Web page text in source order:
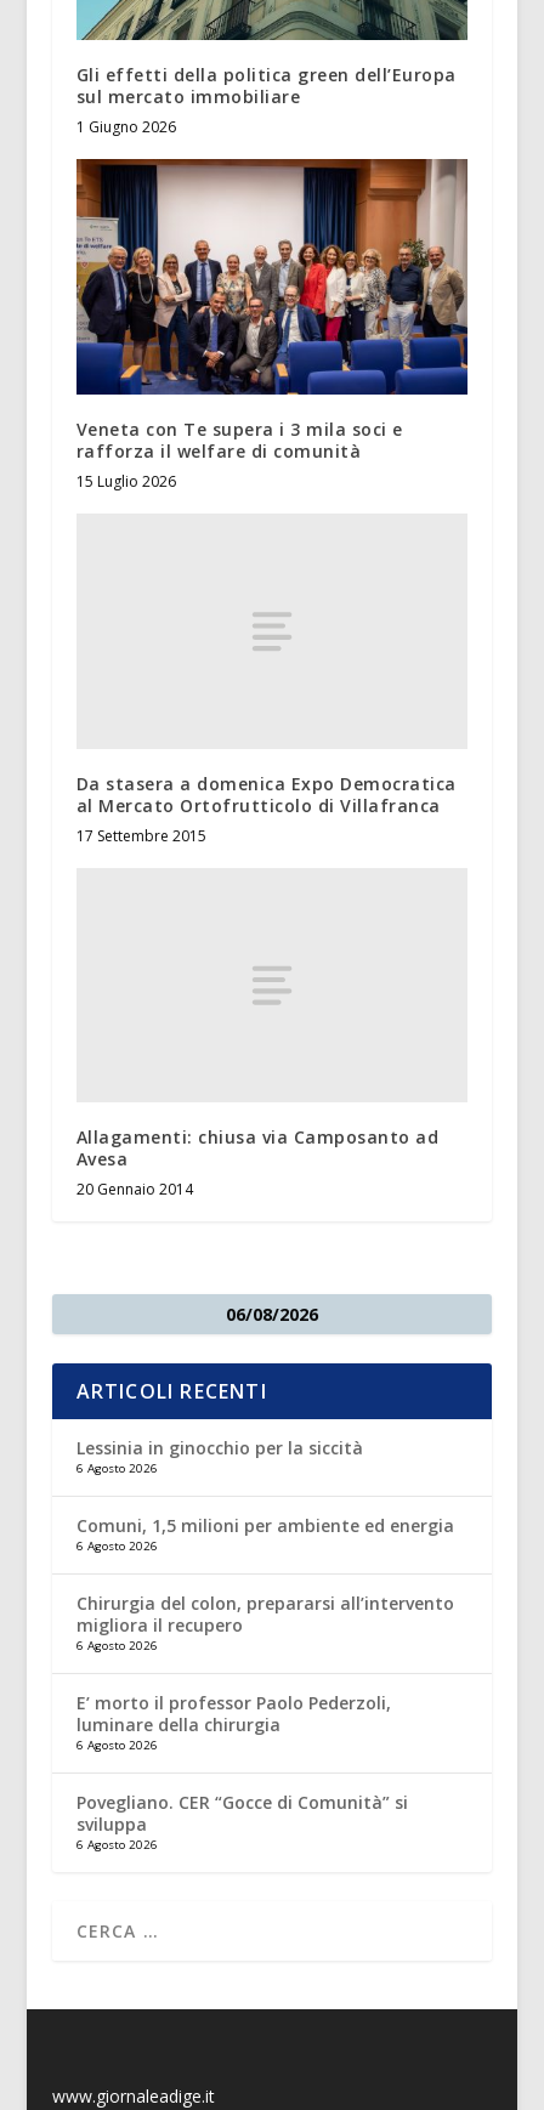
Gli effetti della politica green dell’Europa
sul mercato immobiliare
1 Giugno 2026
Veneta con Te supera i 3 mila soci e
rafforza il welfare di comunità
15 Luglio 2026
Da stasera a domenica Expo Democratica
al Mercato Ortofrutticolo di Villafranca
17 Settembre 2015
Allagamenti: chiusa via Camposanto ad
Avesa
20 Gennaio 2014
06/08/2026
ARTICOLI RECENTI
Lessinia in ginocchio per la siccità
6 Agosto 2026
Comuni, 1,5 milioni per ambiente ed energia
6 Agosto 2026
Chirurgia del colon, prepararsi all’intervento
migliora il recupero
6 Agosto 2026
E’ morto il professor Paolo Pederzoli,
luminare della chirurgia
6 Agosto 2026
Povegliano. CER “Gocce di Comunità” si
sviluppa
6 Agosto 2026
www.giornaleadige.it